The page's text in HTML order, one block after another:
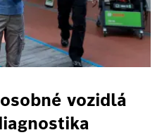
vozidlá